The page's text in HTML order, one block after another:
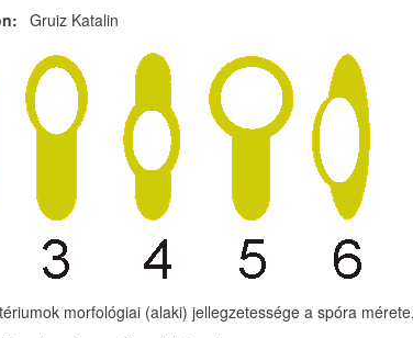
Gruiz Katalin
morfológiai (alaki) jellegzetessége a spóra